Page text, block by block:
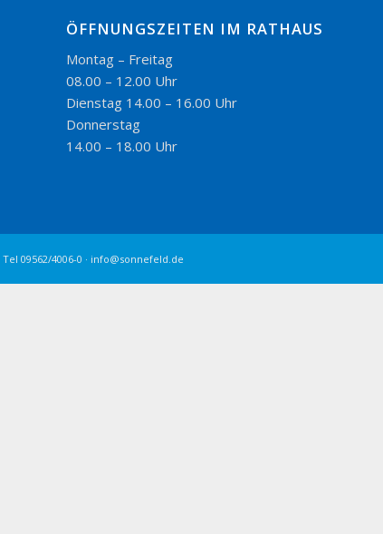
ÖFFNUNGSZEITEN IM RATHAUS
Montag – Freitag
08.00 – 12.00 Uhr
Dienstag 14.00 – 16.00 Uhr
Donnerstag
14.00 – 18.00 Uhr
09562/4006-0 · info@sonnefeld.de